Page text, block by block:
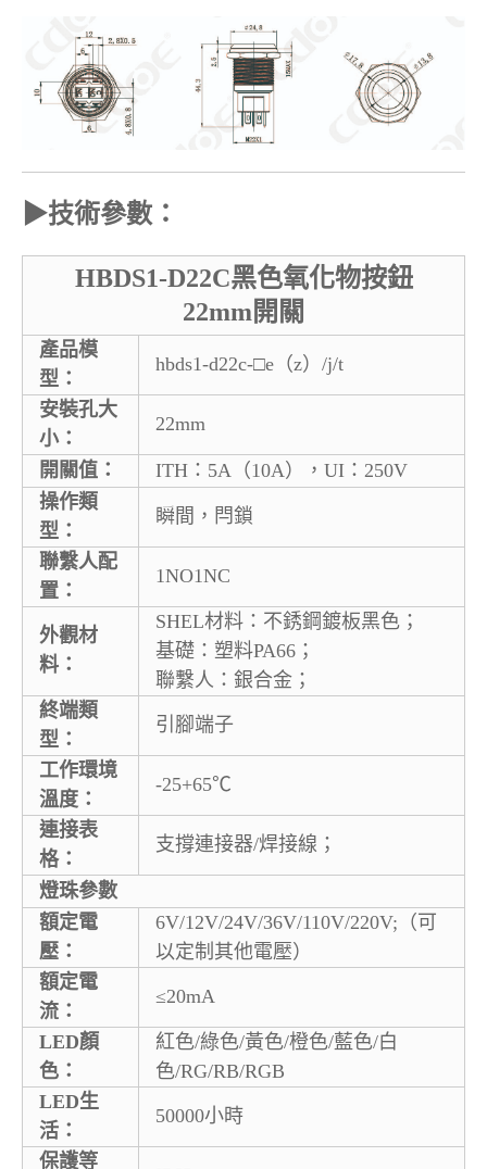
▶技術參數：
HBDS1-D22C黑色氧化物按鈕
22mm開關
產品模
型：
hbds1-d22c-□e（z）/j/t
安裝孔大
小：
22mm
開關值：
ITH：5A（10A），UI：250V
操作類
型：
瞬間，閂鎖
聯繫人配
置：
1NO1NC
外觀材
料：
SHEL材料：不銹鋼鍍板黑色；
基礎：塑料PA66；
聯繫人：銀合金；
終端類
型：
引腳端子
工作環境
溫度：
-25+65℃
連接表
格：
支撐連接器/焊接線；
燈珠參數
額定電
壓：
6V/12V/24V/36V/110V/220V;（可
以定制其他電壓）
額定電
流：
≤20mA
LED顏
色：
紅色/綠色/黃色/橙色/藍色/白
色/RG/RB/RGB
LED生
活：
50000小時
保護等